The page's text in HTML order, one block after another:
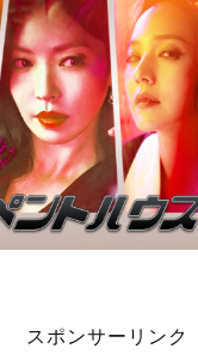
スポンサーリンク